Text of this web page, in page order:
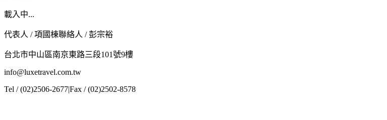
載入中...
代表人 / 項國棟聯絡人 / 彭宗裕
台北市中山區南京東路三段101號9樓
info@luxetravel.com.tw
Tel / (02)2506-2677|Fax / (02)2502-8578